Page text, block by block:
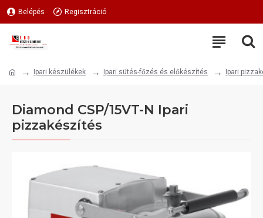
Belépés Regisztráció
Ipari készülékek Ipari sütés-főzés és előkészítés Ipari
Diamond CSP/15VT-N Ipari
pizzakészítés